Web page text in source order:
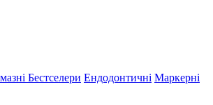
Бестселери Ендодонтичні Маркерні